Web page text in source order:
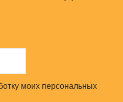
моих персональных